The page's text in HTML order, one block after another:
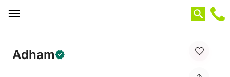
Adham